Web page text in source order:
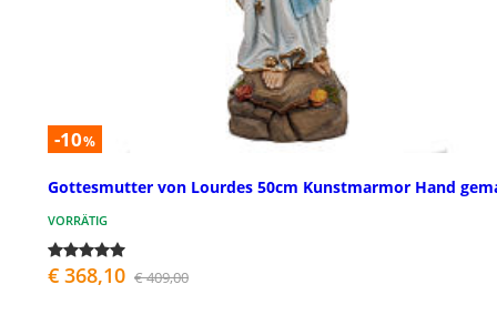
-10%
Gottesmutter von Lourdes 50cm Kunstmarmor Hand
VORRÄTIG
€ 368,10 € 409,00